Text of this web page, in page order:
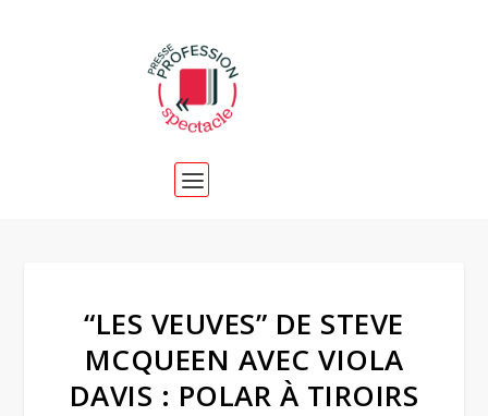
“LES VEUVES” DE STEVE
MCQUEEN AVEC VIOLA
DAVIS : POLAR À TIROIRS